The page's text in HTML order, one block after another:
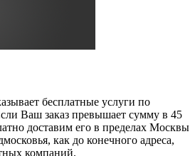
бесплатные услуги по
Ваш заказ превышает сумму в 45
доставим его в пределах Москвы
как до конечного адреса,
компаний.